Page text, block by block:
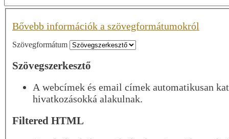
Bővebb információk a szövegformátumokról
Szövegformátum
Szövegszerkesztő
A webcímek és email címek automatikusan
hivatkozásokká alakulnak.
Filtered HTML